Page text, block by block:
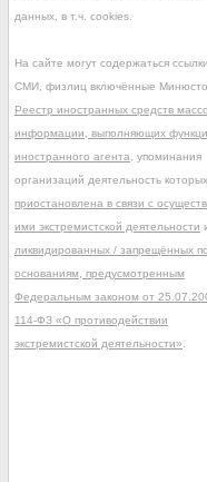
данных, в т.ч. cookies.
На сайте могут содержаться
СМИ, физлиц включённые
Реестр иностранных средств
информации, выполняющих
иностранного агента , упоминания
организаций деятельность которых
приостановлена в связи с
ими экстремистской деятельности
ликвидированных / запрещённых по
основаниям, предусмотренным
Федеральным законом от
114-ФЗ «О противодействии
экстремистской деятельности»